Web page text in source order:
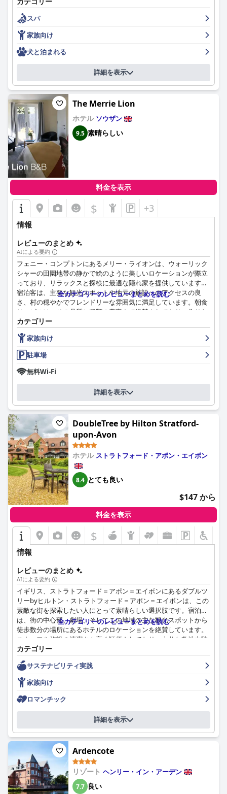
可能なエレベーターなど、ホテルの提供内容をさらに補完し、移
動が困難なゲストが滞在を楽しめるようにしています。
全体として、バラセット・バーン・ホテルは、豪華で快適、そし
り、優れた食事体験、優れたサービス、そして隠れ家と地元の観
光スポットの探索の両方に理想的なロケーションを提供していま
備は概ね好評ですが、いくつかの小さな問題点もあります。家族
連れには、広々とした客室と子供向けのアメニティが用意されて
います。全体として、改善の余地がある点もありますが、歴史的
な魅力と気配りの行き届いたスタッフのおかげで、マクドナル
ド・アルベストン・マナー・ホテル＆スパでの滞在は楽しいもの
になります。
スパ
家族向け
犬と泊まれる
詳細を表示
The Merrie Lion
ホテル ソウザン
9.5 素晴らしい
料金を表示
$ +3
情報
レビューのまとめ
AIによる要約
フェニー・コンプトンにあるメリー・ライオンは、ウォーリック
シャーの田園地帯の静かで絵のように美しいロケーションが際立
っており、リラックスと探検に最適な隠れ家を提供しています。
宿泊客は、主要な観光スポットや地元の施設へのアクセスの良
さ、村の穏やかでフレンドリーな雰囲気に満足しています。朝食
サービスは、その品質と種類の豊富さで絶賛されており、作りた
てでボリューム満点の料理は、一日中宿泊客を満足させます。夕
食もまた、居心地の良いパブの雰囲気の中で提供される美味しく
高品質な料理で称賛されており、豊富なワインとビールが揃って
います。
宿泊施設は、明るくモダンで広々としており、大きく快適なベッ
ドと高い水準の清潔さが特徴です。客室には最新のアメニティと
追加の快適さが備わっており、全体的に満足のいく滞在に貢献し
ています。壁が薄いため、騒音の問題を指摘する宿泊客もいます
が、平和な環境と設備の整った客室は依然として高い評価を得て
います。歓迎的な女将ダフネをはじめとするスタッフは、フレン
ドリーで親切、効率的なサービスで一貫して称賛されており、宿
泊客の体験を豊かにしています。
駐車場は安全で豊富、かつ便利で、宿泊施設から直接アクセスで
きます。メリー・ライオンは、家族連れやペット連れにも素晴ら
しく対応しており、犬に優しいアメニティを提供し、すべての人
にとって快適で包括的な体験を保証しています。絶好のロケーシ
ョン、卓越したサービス、一流のダイニングを備えたメリー・ラ
イオンは、思い出に残る滞在に最適な選択肢であることが証明さ
全カテゴリーのレビューまとめを読む
カテゴリー
家族向け
駐車場
無料Wi-Fi
詳細を表示
DoubleTree by Hilton Stratford-
upon-Avon
ホテル ストラトフォード・アポン・エイボン
8.4 とても良い
$147 から
料金を表示
$
情報
レビューのまとめ
AIによる要約
イギリス、ストラトフォード＝アポン＝エイボンにあるダブルツ
リーbyヒルトン・ストラトフォード＝アポン＝エイボンは、この
素敵な街を探索したい人にとって素晴らしい選択肢です。宿泊客
は、街の中心部、劇場、そしてこの地域の主な観光スポットから
徒歩数分の場所にあるホテルのロケーションを絶賛しています。
スタッフや施設の清潔さも高く評価されており、十分な敷地内駐
車場もあります。朝食は素晴らしく、美味しくてよく調理された
ものが豊富に揃っていますが、冷めている場合もあると指摘する
宿泊客もいました。客室は清潔で広々としており、収納や座席ス
ペースも十分にあります。ホテルは、ほとんどのレビュー担当者
によって清潔で整頓されていると見なされています。スタッフは
素晴らしく、ホテルの貴重な財産であり、多くの人が彼らを素敵
ていますが、料金に驚いた宿泊客もいました。ベッドと枕は非常
に快適で、居心地の良い滞在ができます。全体として、イギリ
ス、ストラトフォード＝アポン＝エイボンにあるダブルツリーby
ヒルトン・ストラトフォード＝アポン＝エイボンは、快適な滞在
のための素敵で清潔で広々とした客室、優れたスタッフ、そして
素晴らしいロケーションを提供しています。
全カテゴリーのレビューまとめを読む
カテゴリー
サステナビリティ実践
家族向け
ロマンチック
詳細を表示
Ardencote
リゾート ヘンリー・イン・アーデン
7.7 良い